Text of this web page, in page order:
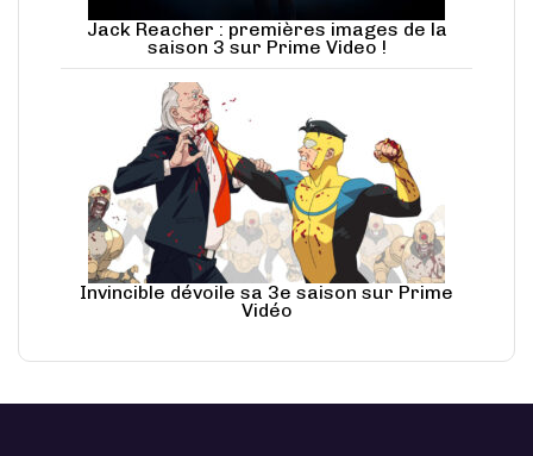
Jack Reacher : premières images de la
saison 3 sur Prime Video !
Invincible dévoile sa 3e saison sur Prime
Vidéo